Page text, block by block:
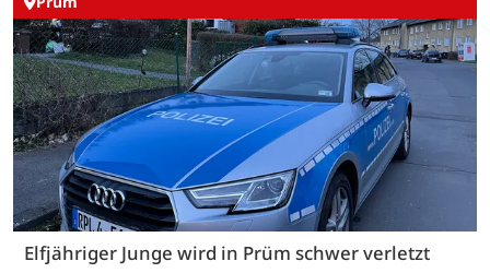
Elfjähriger Junge wird in Prüm schwer verletzt